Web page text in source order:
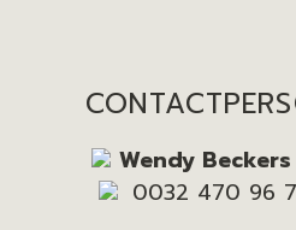
Wendy Beckers
0032 470 96